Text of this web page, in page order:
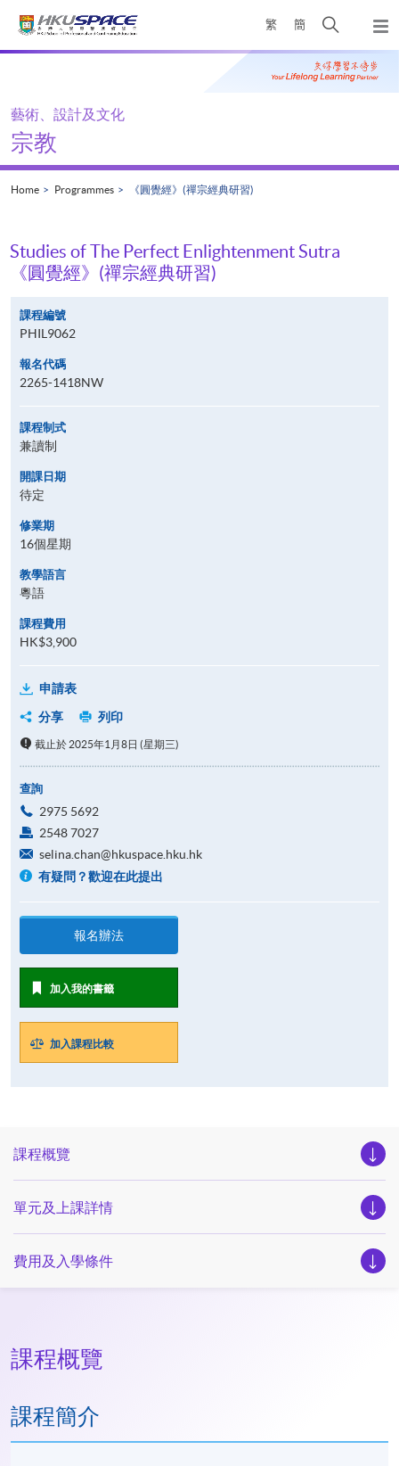
繁 簡
Open
search
panel
Main
藝術、設計及文化
宗教
Home Programmes 《圓覺經》(禪宗經典研習)
Studies of The Perfect Enlightenment Sutra
《圓覺經》(禪宗經典研習)
課程編號
PHIL9062
報名代碼
2265-1418NW
課程制式
兼讀制
開課日期
待定
修業期
16個星期
教學語言
粵語
課程費用
HK$3,900
申請表
分享
列印
截止於 2025年1月8日 (星期三)
查詢
2975 5692
2548 7027
selina.chan@hkuspace.hku.hk
有疑問？歡迎在此提出
報名辦法
加入我的書籤
加入課程比較
課程概覽
單元及上課詳情
費用及入學條件
課程概覽
課程簡介